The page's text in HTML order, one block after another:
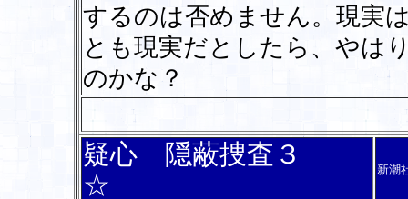
するのは否めません。現実
とも現実だとしたら、やは
のかな？
疑心 隠蔽捜査３
☆
新潮